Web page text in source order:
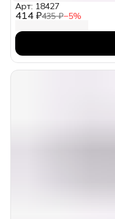
414 ₽435 ₽−5%
Арт: 18427